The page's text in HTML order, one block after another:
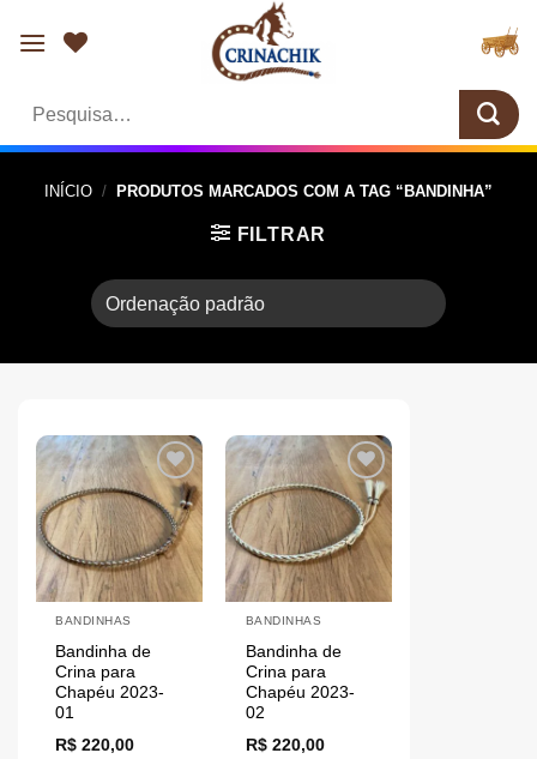
Pesquisar
INÍCIO / PRODUTOS MARCADOS COM A TAG “BANDINHA”
FILTRAR
Add aos
Favoritos
BANDINHAS
Bandinha de
Crina para
Chapéu 2023-
01
R$ 220,00
Add aos
Favoritos
BANDINHAS
Bandinha de
Crina para
Chapéu 2023-
02
R$220,00